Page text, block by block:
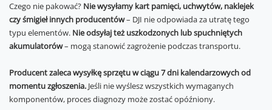
Czego nie pakować? Nie wysyłamy kart pamięci, uchwytów, naklejek
czy śmigieł innych producentów– DJI nie odpowiada za utratę tego
typu elementów. Nie odsyłaj też uszkodzonych lub spuchniętych
akumulatorów– mogą stanowić zagrożenie podczas transportu.
Producent zaleca wysyłkę sprzętu w ciągu 7 dni kalendarzowych od
momentu zgłoszenia. Jeśli nie wyślesz wszystkich wymaganych
komponentów, proces diagnozy może zostać opóźniony.